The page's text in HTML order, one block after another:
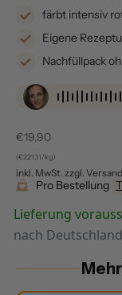
färbt intensiv
Eigene
Nachfüllpack
Verkaufspreis
€19,90
(€221,11/kg)
inkl. MwSt. zzgl.
Pro Bestellung
Lieferung
nach Deutschland